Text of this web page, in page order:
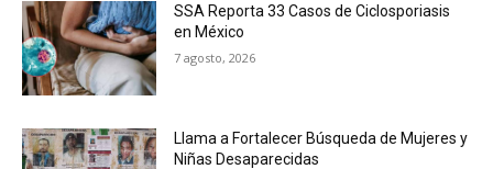
SSA Reporta 33 Casos de Ciclosporiasis
en México
7 agosto, 2026
Llama a Fortalecer Búsqueda de Mujeres y
Niñas Desaparecidas